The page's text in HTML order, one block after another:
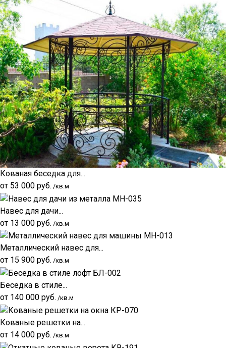
Кованая беседка для...
от 53 000 руб. /кв.м
Навес для дачи...
от 13 000 руб. /кв.м
Металлический навес для...
от 15 900 руб. /кв.м
Беседка в стиле...
от 140 000 руб. /кв.м
Кованые решетки на...
от 14 000 руб. /кв.м